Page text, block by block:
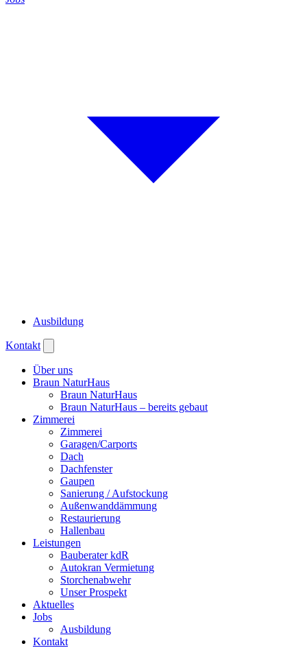
Ausbildung
Kontakt
Über uns
Braun NaturHaus
Braun NaturHaus
Braun NaturHaus – bereits gebaut
Zimmerei
Zimmerei
Garagen/Carports
Dach
Dachfenster
Gaupen
Sanierung / Aufstockung
Außenwanddämmung
Restaurierung
Hallenbau
Leistungen
Bauberater kdR
Autokran Vermietung
Storchenabwehr
Unser Prospekt
Aktuelles
Jobs
Ausbildung
Kontakt